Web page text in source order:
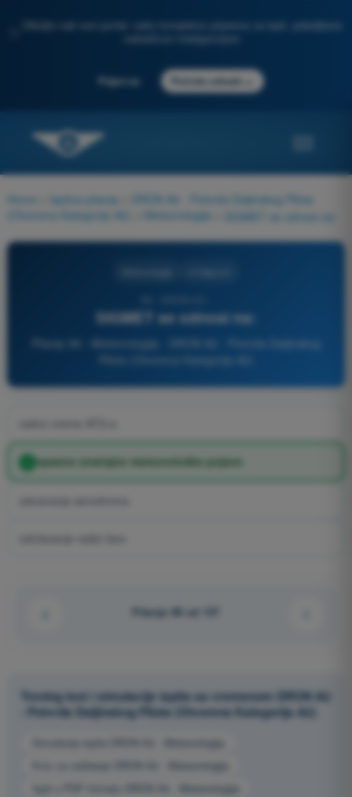
Otkrijte naš novi portal: vaša kompletna priprema za ispit, poboljšana
Prijavi se Počnite odmah
Home Ispitna pitanja
DRON A2 - Potvrda Daljinskog Pilota
(Otvorena Kategorija A2)
Meteorologija
SIGMET se odnosi na:
Pitanje 99 - Meteorologija - DRON A2 - Potvrda Daljinskog
opasne značajne meteorološke pojave
Pitanje 99 od 137
Trening test i simulacije ispita sa vremenom DRON A2
- Potvrda Daljinskog Pilota (Otvorena Kategorija A2)
Simulacija ispita DRON A2 - Meteorologija
Kviz za vežbanje DRON A2 - Meteorologija
Ispit u PDF formatu DRON A2 - Meteorologija